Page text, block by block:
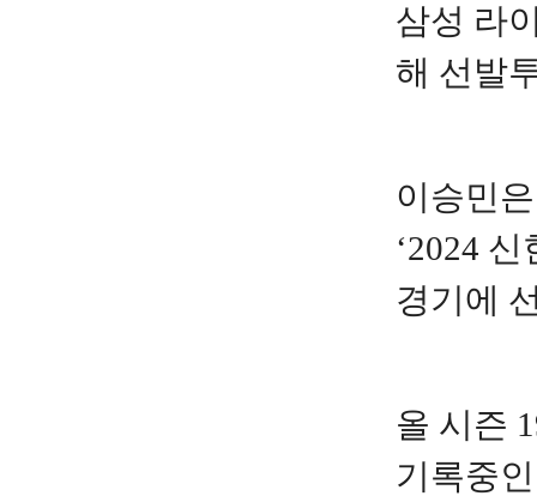
삼성 라
해 선발
이승민
‘2024
경기에
올 시즌
기록중